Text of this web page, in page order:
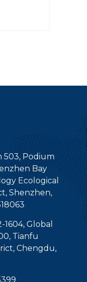
503, Podium
Bay
Ecological
Shenzhen,
Global
Tianfu
Chengdu,